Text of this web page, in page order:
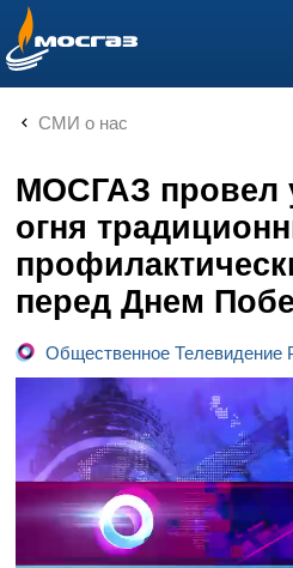
info@mos-gaz.ru
СМИ о нас
МОСГАЗ провел
огня
перед Днем
Общественное Телевидение